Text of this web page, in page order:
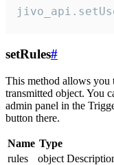
setRules#
This method allows you
transmitted object. You
admin panel in the
button there.
Name Type
rules
object